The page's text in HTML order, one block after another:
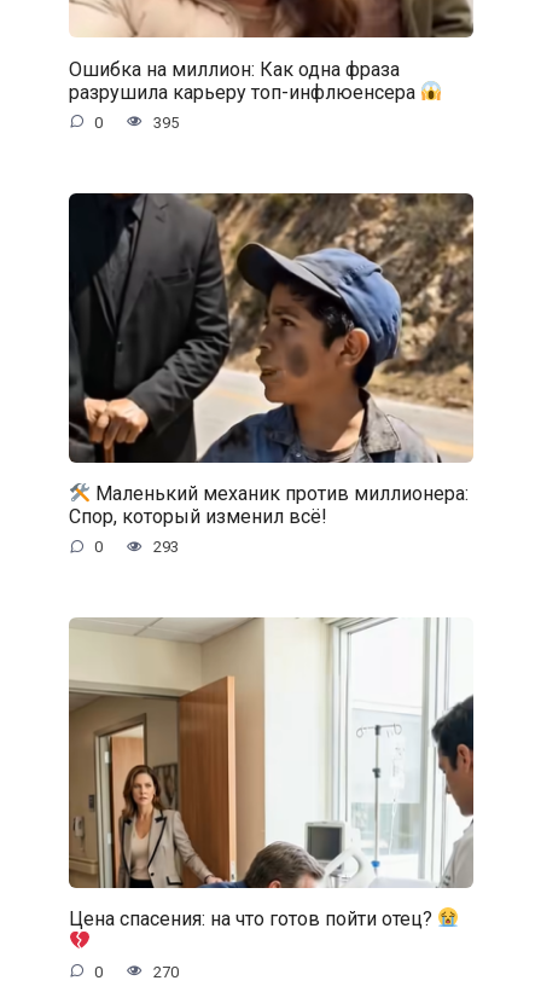
Ошибка на миллион: Как одна фраза
разрушила карьеру топ-инфлюенсера
0 395
Маленький механик против миллионера:
Спор, который изменил всё!
0 293
Цена спасения: на что готов пойти отец?
0 270